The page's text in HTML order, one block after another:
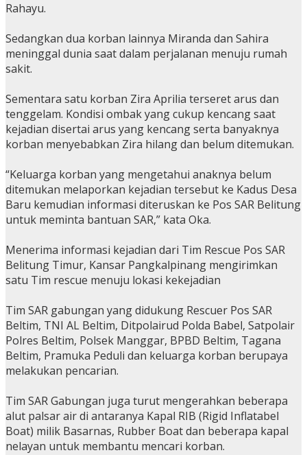
Rahayu.
Sedangkan dua korban lainnya Miranda dan Sahira
meninggal dunia saat dalam perjalanan menuju rumah
sakit.
Sementara satu korban Zira Aprilia terseret arus dan
tenggelam. Kondisi ombak yang cukup kencang saat
kejadian disertai arus yang kencang serta banyaknya
korban menyebabkan Zira hilang dan belum ditemukan.
“Keluarga korban yang mengetahui anaknya belum
ditemukan melaporkan kejadian tersebut ke Kadus Desa
Baru kemudian informasi diteruskan ke Pos SAR Belitung
untuk meminta bantuan SAR,” kata Oka.
Menerima informasi kejadian dari Tim Rescue Pos SAR
Belitung Timur, Kansar Pangkalpinang mengirimkan
satu Tim rescue menuju lokasi kekejadian
Tim SAR gabungan yang didukung Rescuer Pos SAR
Beltim, TNI AL Beltim, Ditpolairud Polda Babel, Satpolair
Polres Beltim, Polsek Manggar, BPBD Beltim, Tagana
Beltim, Pramuka Peduli dan keluarga korban berupaya
melakukan pencarian.
Tim SAR Gabungan juga turut mengerahkan beberapa
alut palsar air di antaranya Kapal RIB (Rigid Inflatabel
Boat) milik Basarnas, Rubber Boat dan beberapa kapal
nelayan untuk membantu mencari korban.